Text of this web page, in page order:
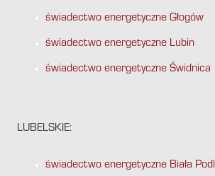
świadectwo energetyczne Głogów
świadectwo energetyczne Lubin
świadectwo energetyczne Świdnica
LUBELSKIE:
świadectwo energetyczne Biała